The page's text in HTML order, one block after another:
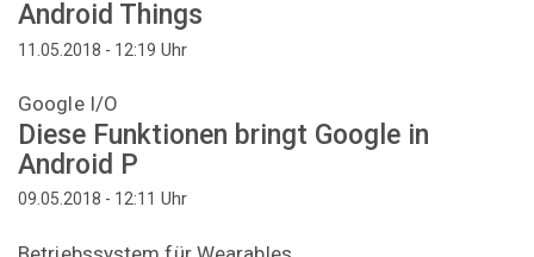
Android Things
11.05.2018 - 12:19 Uhr
Google I/O
Diese Funktionen bringt Google in
Android P
09.05.2018 - 12:11 Uhr